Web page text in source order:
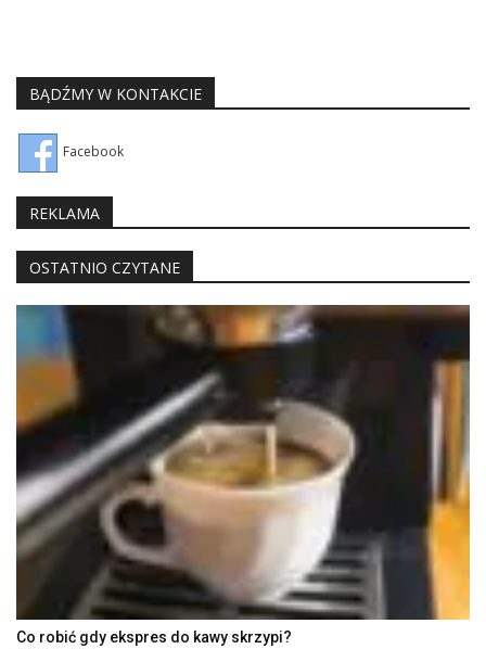
BĄDŹMY W KONTAKCIE
Facebook
REKLAMA
OSTATNIO CZYTANE
Co robić gdy ekspres do kawy skrzypi?